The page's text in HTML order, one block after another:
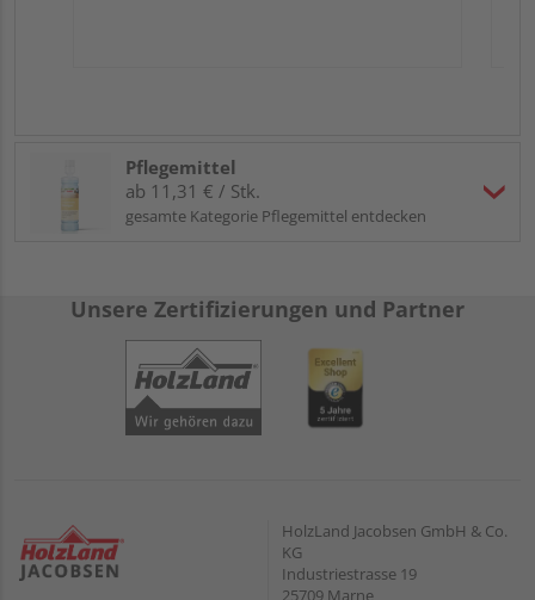
Pflegemittel
ab 11,31 € / Stk.
gesamte Kategorie Pflegemittel entdecken
Unsere Zertifizierungen und Partner
HolzLand Jacobsen GmbH & Co.
KG
Industriestrasse 19
25709 Marne